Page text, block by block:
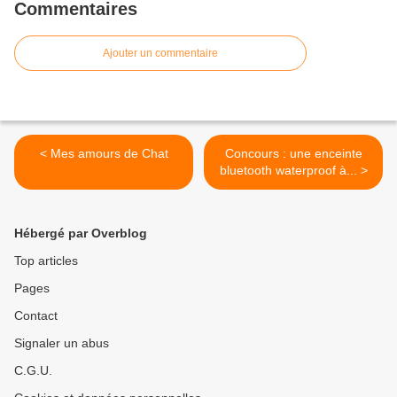
Commentaires
Ajouter un commentaire
< Mes amours de Chat
Concours : une enceinte
bluetooth waterproof à... >
Hébergé par Overblog
Top articles
Pages
Contact
Signaler un abus
C.G.U.